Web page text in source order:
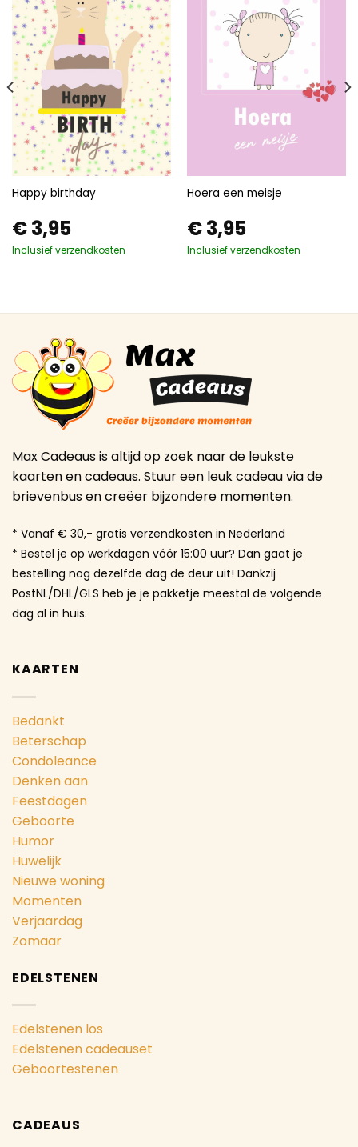
Happy birthday
€3,95
Inclusief verzendkosten
Hoera een meisje
€3,95
Inclusief verzendkosten
Max Cadeaus is altijd op zoek naar de leukste
kaarten en cadeaus. Stuur een leuk cadeau via de
brievenbus en creëer bijzondere momenten.
* Vanaf € 30,- gratis verzendkosten in Nederland
* Bestel je op werkdagen vóór 15:00 uur? Dan gaat je
bestelling nog dezelfde dag de deur uit! Dankzij
PostNL/DHL/GLS heb je je pakketje meestal de volgende
dag al in huis.
KAARTEN
Bedankt
Beterschap
Condoleance
Denken aan
Feestdagen
Geboorte
Humor
Huwelijk
Nieuwe woning
Momenten
Verjaardag
Zomaar
EDELSTENEN
Edelstenen los
Edelstenen cadeauset
Geboortestenen
CADEAUS